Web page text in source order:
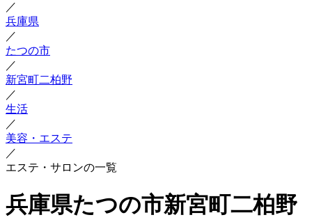
／
兵庫県
／
たつの市
／
新宮町二柏野
／
生活
／
美容・エステ
／
エステ・サロンの一覧
兵庫県たつの市新宮町二柏野